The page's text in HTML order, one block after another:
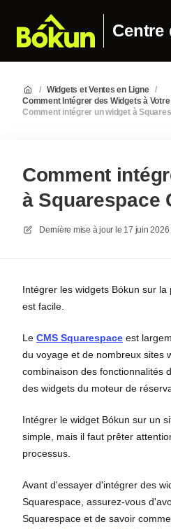
Centre
/ Widgets et Ventes en Ligne
/
Comment Intégrer des Widgets à Votre
Comment intégrer un widget à
Comment
à Squarespace
Dernière mise à jour le 17 juin 2026
Intégrer les widgets Bókun sur
est facile.
Le CMS Squarespace est
du voyage et de nombreux sites
combinaison des fonctionnalités
des widgets du moteur de
Intégrer le widget Bókun sur un
simple, mais il faut prêter
processus.
Avant d'essayer d'intégrer des
Squarespace, assurez-vous
Squarespace et de savoir